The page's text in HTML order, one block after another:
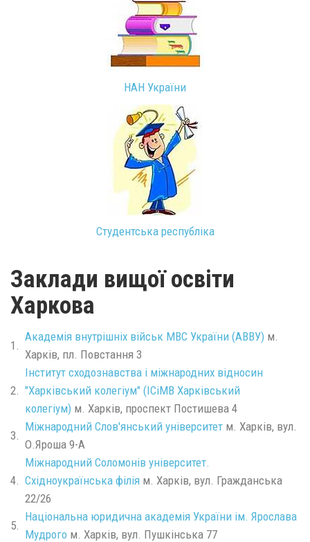
НАН України
Студентська республіка
Заклади вищої освіти
Харкова
1.
Академія внутрішніх військ МВС України (АВВУ) м.
Харків, пл. Повстання 3
2.
Інститут сходознавства і міжнародних відносин
"Харківський колегіум" (ІСіМВ Харківський
колегіум) м. Харків, проспект Постишева 4
3.
Міжнародний Слов'янський університет м. Харків, вул.
О.Яроша 9-А
4.
Міжнародний Соломонів університет.
Східноукраїнська філія м. Харків, вул. Гражданська
22/26
5.
Національна юридична академія України ім. Ярослава
Мудрого м. Харків, вул. Пушкінська 77